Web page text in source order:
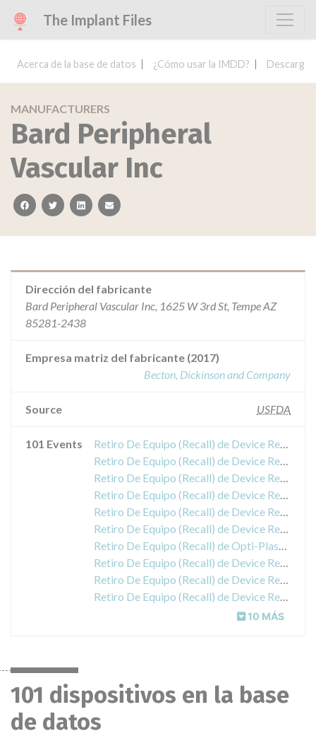
The Implant Files
Acerca de la base de datos ¿Cómo usar la IMDD? Descargar
MANUFACTURERS
Bard Peripheral
Vascular Inc
facebooktwitterlinkedinemail
Dirección del fabricante
Bard Peripheral Vascular Inc, 1625 W 3rd St, Tempe AZ
85281-2438
Empresa matriz del fabricante (2017)
Becton, Dickinson and Company
Source USFDA
101 Events
Retiro De Equipo (Recall) de Device Recall Bard Denali IVC Filter
Retiro De Equipo (Recall) de Device Recall Bard Distaflo Vascular Bypass Graft
Retiro De Equipo (Recall) de Device Recall Bard Distaflo Vascular Bypass Graft
Retiro De Equipo (Recall) de Device Recall Denali FilterJugular Subclavian Delivery System
Retiro De Equipo (Recall) de Device Recall Denali Filter Femoral Delivery System
Retiro De Equipo (Recall) de Device Recall Bard TruGuide Disposable Coaxial Biopsy Needle
Retiro De Equipo (Recall) de Opti-Plast Balloon Dilatation Catheters
Retiro De Equipo (Recall) de Device Recall Bard Luminexx 3 Biliary Stent and Delivery System
Retiro De Equipo (Recall) de Device Recall Bard TruGuide Coxail Biopsy Needle with Depth Stop and additional Blunt Tip Stylet
Retiro De Equipo (Recall) de Device Recall G2
10 MÁS
101 dispositivos en la base
de datos